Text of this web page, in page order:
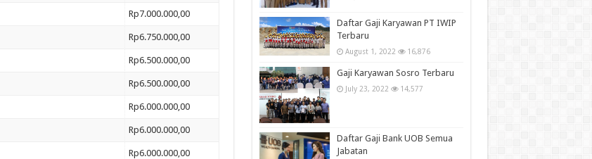
Rp7.000.000,00
Rp6.750.000,00
Rp6.500.000,00
Rp6.500.000,00
Rp6.000.000,00
Rp6.000.000,00
Rp6.000.000,00
Daftar Gaji Karyawan PT IWIP
Terbaru
August 1, 2022 16,876
Gaji Karyawan Sosro Terbaru
July 23, 2022 14,577
Daftar Gaji Bank UOB Semua
Jabatan